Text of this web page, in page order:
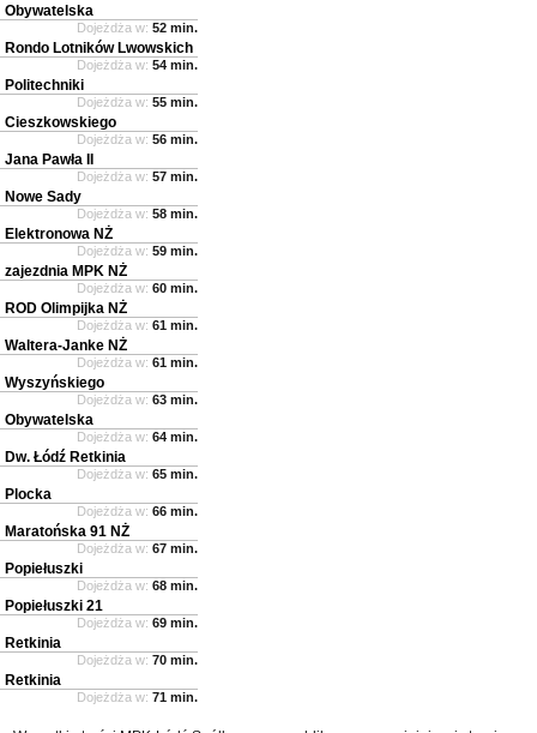
Obywatelska
Dojeżdża w: 52 min.
Rondo Lotników Lwowskich
Dojeżdża w: 54 min.
Politechniki
Dojeżdża w: 55 min.
Cieszkowskiego
Dojeżdża w: 56 min.
Jana Pawła II
Dojeżdża w: 57 min.
Nowe Sady
Dojeżdża w: 58 min.
Elektronowa NŻ
Dojeżdża w: 59 min.
zajezdnia MPK NŻ
Dojeżdża w: 60 min.
ROD Olimpijka NŻ
Dojeżdża w: 61 min.
Waltera-Janke NŻ
Dojeżdża w: 61 min.
Wyszyńskiego
Dojeżdża w: 63 min.
Obywatelska
Dojeżdża w: 64 min.
Dw. Łódź Retkinia
Dojeżdża w: 65 min.
Plocka
Dojeżdża w: 66 min.
Maratońska 91 NŻ
Dojeżdża w: 67 min.
Popiełuszki
Dojeżdża w: 68 min.
Popiełuszki 21
Dojeżdża w: 69 min.
Retkinia
Dojeżdża w: 70 min.
Retkinia
Dojeżdża w: 71 min.